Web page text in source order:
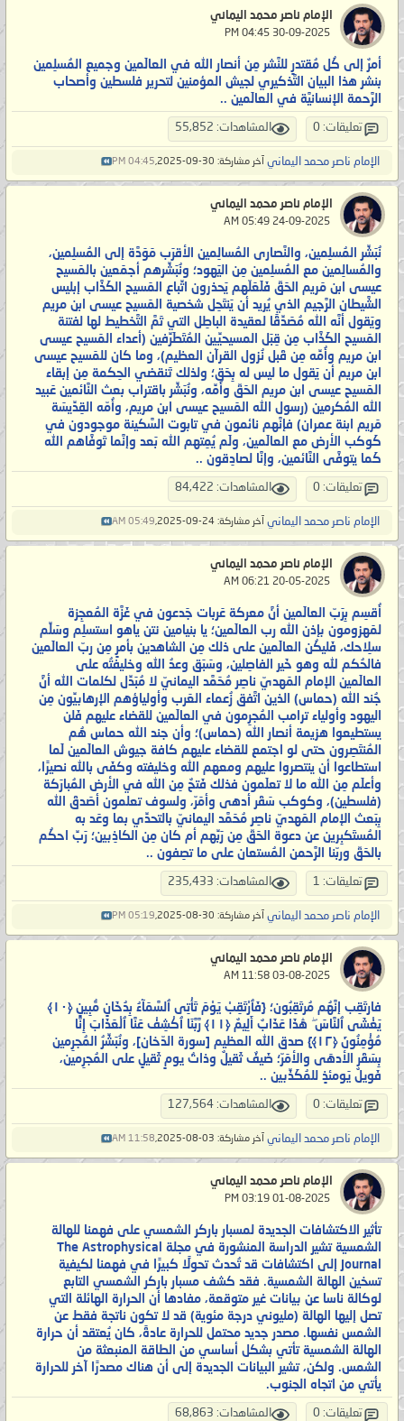
الإمام ناصر محمد اليماني
أمرٌ إلى كُل مُقتدرٍ للنَّشر مِن أنصار الله في العالَمين وجميع المُسلِمين
بنشر هذا البيان التَّذكيري لجيش المؤمنين لتحرير فلسطين وأصحاب
الرَّحمة الإنسانيَّة في العالَمين ..
تعليقات: 0 المشاهدات: 55,852
الإمام ناصر محمد اليماني آخر مشاركة: 30-09-2025, 04:45 PM
الإمام ناصر محمد اليماني
نُبَشِّر المُسلِمين، والنَّصارى المُسالِمين الأقرَب مَوَدَّة إلى المُسلِمين،
والمُسالِمين مع المُسلِمين مِن اليَهود؛ ونُبَشِّرهم أجمَعين بالمَسيح
عيسى ابن مَريم الحَقّ فَلَعَلّهم يَحذرون اتِّباع المَسيح الكَذَّاب إبليس
الشَّيطان الرَّجيم الذي يُريد أن يَنتَحِل شخصية المَسيح عيسى ابن مريم
ويَقول أنَّه الله مُصَدِّقًا لعقيدة الباطِل التي تَمَّ التَّخطيط لها لفتنة
المَسيح الكَذَّاب مِن قِبَل المسيحيِّين المُتَطَرِّفين (أعداء المَسيح عيسى
ابن مريم وأُمِّه مِن قَبل نُزول القرآن العظيم)، وما كان للمَسيح عيسى
ابن مريم أن يَقول ما ليس له بِحَق؛ ولذلك تَنقضي الحِكمة مِن إبقاء
المَسيح عيسى ابن مريم الحَقّ وأُمِّه، ونُبَشِّر باقتراب بعث النَّائمين عَبيد
الله المُكرمين (رسول الله المَسيح عيسى ابن مريم، وأُمّه القِدِّيسَة
مَريم ابنة عمران) فإنَّهم نائمون في تابوت السَّكينة موجودون في
كَوكب الأرض مع العالَمين، ولَم يُمِتهم الله بَعد وإنَّما تَوفَّاهم الله
كَما يتوفَّى النَّائمين، وإنَّا لصادِقون ..
تعليقات: 0 المشاهدات: 84,422
الإمام ناصر محمد اليماني آخر مشاركة: 24-09-2025, 05:49 AM
الإمام ناصر محمد اليماني
أُقسِم بِرَبّ العالَمين أنَّ معركة عَربات جَدعون في غَزَّة المُعجِزة
لمَهزومون بإذن الله رب العالَمين؛ يا بنيامين نتن ياهو استسلِم وسَلِّم
سلِاحك، فَليكُن العالَمين على ذلك مِن الشاهدين بأمرٍ مِن ربّ العالَمين
فالحُكم لله وهو خَير الفاصِلين، وسَبَق وعدُ الله وخليفتُه على
العالَمين الإمام المَهديّ ناصِر مُحَمَّد اليمانيّ لا مُبَدِّل لكلمات الله أنَّ
جُند الله (حماس) الذين اتَّفق زُعماء العَرب وأولياؤهم الإرهابيِّون مِن
اليهود وأولياء ترامب المُجرِمون في العالَمين للقضاء عليهم فَلن
يستطيعوا هزيمة أنصار الله (حماس)؛ وأن جند الله حماس هُم
المُنتَصِرون حتى لو اجتمع للقضاء عليهم كافة جيوش العالَمين لَما
استطاعوا أن ينتصروا عليهم ومعهم الله وخليفته وكفَى بالله نصيرًا،
وأعلَم مِن الله ما لا تعلَمون فذلك فَتحٌ مِن الله في الأرض المُبارَكة
(فلسطين)، وكوكب سَقَر أدهى وأمَرّ، ولسوف تعلمون أصَدقَ الله
بِبَعث الإمام المَهديّ ناصِر مُحَمَّد اليمانيّ بالتحدِّي بما وعَد به
المُستَكبِرين عن دعوة الحَقّ مِن رَبِّهم أم كان مِن الكاذِبين؛ رَبِّ احكُم
بالحَقّ وربّنا الرَّحمن المُستعان على ما تصِفون ..
تعليقات: 1 المشاهدات: 235,433
الإمام ناصر محمد اليماني آخر مشاركة: 30-08-2025, 05:19 PM
الإمام ناصر محمد اليماني
فارتَقِب إنَّهُم مُرتَقِبُون؛ {فَٱرْتَقِبْ يَوْمَ تَأْتِى ٱلسَّمَآءُ بِدُخَانٍ مُّبِينٍ ‎﴿١٠﴾‏
يَغْشَى ٱلنَّاسَ ۖ هَٰذَا عَذَابٌ أَلِيمٌ ‎﴿١١﴾‏ رَّبَّنَا ٱكْشِفْ عَنَّا ٱلْعَذَابَ إِنَّا
مُؤْمِنُونَ ‎﴿١٢﴾‏} صدق الله العظيم [سورة الدّخان]، ونُبَشِّرُ المُجرِمين
بِسَقَر الأدهَى والأمَرّ؛ ضَيفٌ ثَقيلٌ وذاتُ يومٍ ثَقيلٍ على المُجرِمين،
فَويلٌ يَومئذٍ للمُكَذِّبين ..
تعليقات: 0 المشاهدات: 127,564
الإمام ناصر محمد اليماني آخر مشاركة: 03-08-2025, 11:58 AM
الإمام ناصر محمد اليماني
تأثير الاكتشافات الجديدة لمسبار باركر الشمسي على فهمنا للهالة
الشمسية ​تشير الدراسة المنشورة في مجلة The Astrophysical
Journal إلى اكتشافات قد تُحدث تحولًا كبيرًا في فهمنا لكيفية
تسخين الهالة الشمسية. فقد كشف مسبار باركر الشمسي التابع
لوكالة ناسا عن بيانات غير متوقعة، مفادها أن الحرارة الهائلة التي
تصل إليها الهالة (مليوني درجة مئوية) قد لا تكون ناتجة فقط عن
الشمس نفسها. ​مصدر جديد محتمل للحرارة ​عادةً، كان يُعتقد أن حرارة
الهالة الشمسية تأتي بشكل أساسي من الطاقة المنبعثة من
الشمس. ولكن، تشير البيانات الجديدة إلى أن هناك مصدرًا آخر للحرارة
يأتي من اتجاه الجنوب.
تعليقات: 0 المشاهدات: 68,863